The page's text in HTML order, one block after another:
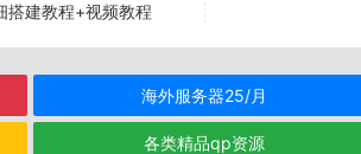
搭建教程+视频教程
海外服务器25/月
各类精品qp资源